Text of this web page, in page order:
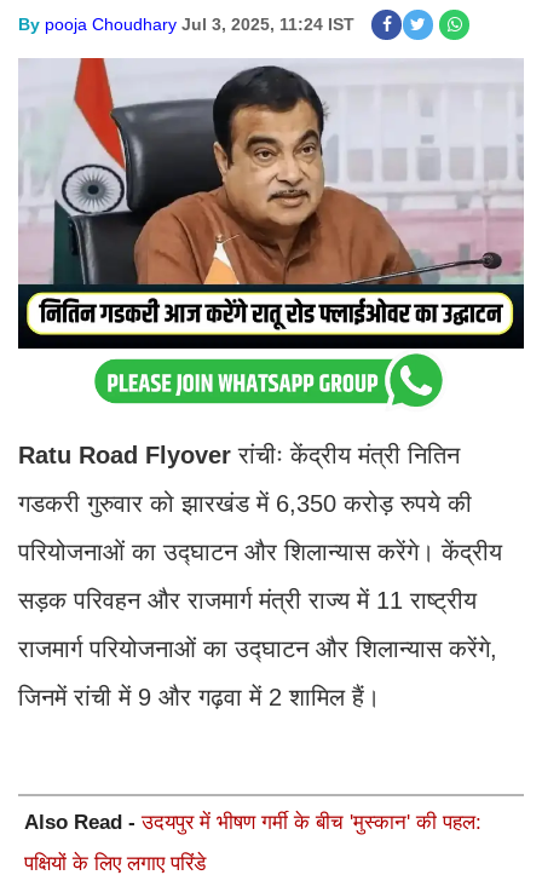
By pooja Choudhary Jul 3, 2025, 11:24 IST
Ratu Road Flyoverरांचीः केंद्रीय मंत्री नितिन
गडकरी गुरुवार को झारखंड में 6,350 करोड़ रुपये की
परियोजनाओं का उद्घाटन और शिलान्यास करेंगे। केंद्रीय
सड़क परिवहन और राजमार्ग मंत्री राज्य में 11 राष्ट्रीय
राजमार्ग परियोजनाओं का उद्घाटन और शिलान्यास करेंगे,
जिनमें रांची में 9 और गढ़वा में 2 शामिल हैं।
Also Read -उदयपुर में भीषण गर्मी के बीच 'मुस्कान' की पहल:
पक्षियों के लिए लगाए परिंडे